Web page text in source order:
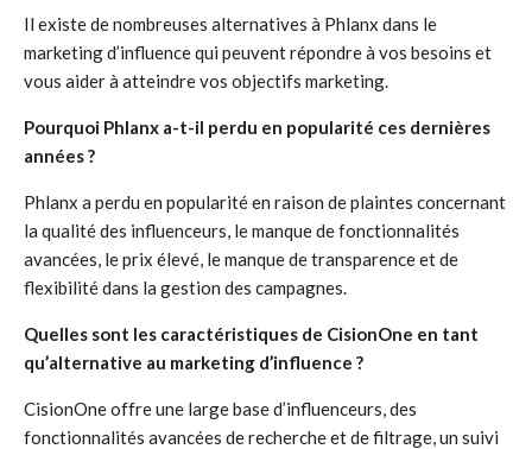
Il existe de nombreuses alternatives à Phlanx dans le
marketing d’influence qui peuvent répondre à vos besoins et
vous aider à atteindre vos objectifs marketing.
Pourquoi Phlanx a-t-il perdu en popularité ces dernières
années ?
Phlanx a perdu en popularité en raison de plaintes concernant
la qualité des influenceurs, le manque de fonctionnalités
avancées, le prix élevé, le manque de transparence et de
flexibilité dans la gestion des campagnes.
Quelles sont les caractéristiques de CisionOne en tant
qu’alternative au marketing d’influence ?
CisionOne offre une large base d’influenceurs, des
fonctionnalités avancées de recherche et de filtrage, un suivi